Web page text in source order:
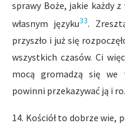
sprawy Boże, jakie każdy z
własnym języku33.
przyszło i już się
wszystkich czasów. Ci
mocą gromadzą się we
powinni przekazywać ją i
14. Kościół to dobrze wie,